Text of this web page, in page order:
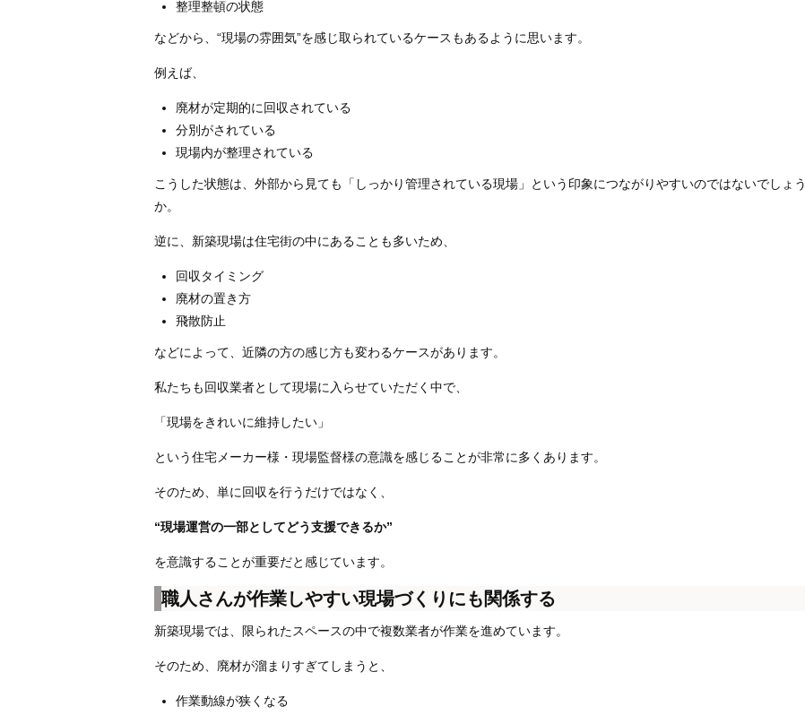
整理整頓の状態
などから、“現場の雰囲気”を感じ取られているケースもあるように思います。
例えば、
廃材が定期的に回収されている
分別がされている
現場内が整理されている
こうした状態は、外部から見ても「しっかり管理されている現場」という印象につながりやすいのではないでしょう
か。
逆に、新築現場は住宅街の中にあることも多いため、
回収タイミング
廃材の置き方
飛散防止
などによって、近隣の方の感じ方も変わるケースがあります。
私たちも回収業者として現場に入らせていただく中で、
「現場をきれいに維持したい」
という住宅メーカー様・現場監督様の意識を感じることが非常に多くあります。
そのため、単に回収を行うだけではなく、
“現場運営の一部としてどう支援できるか”
を意識することが重要だと感じています。
職人さんが作業しやすい現場づくりにも関係する
新築現場では、限られたスペースの中で複数業者が作業を進めています。
そのため、廃材が溜まりすぎてしまうと、
作業動線が狭くなる